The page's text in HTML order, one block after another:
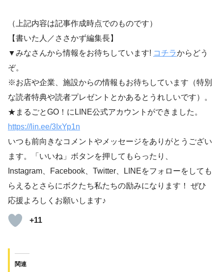
（上記内容は記事作成時点でのものです）
【書いた人／ささかず編集長】
▼みなさんから情報をお待ちしています! コチラからどう
ぞ。
※お店や企業、施設からの情報もお待ちしています（特別
な読者特典や読者プレゼントとかあるとうれしいです）。
★まるごとGO！にLINE公式アカウントができました。
https://lin.ee/3IxYp1n
いつも前向きなコメントやメッセージをありがとうござい
ます。「いいね」ボタンを押してもらったり、
Instagram、Facebook、Twitter、LINEをフォローをしても
らえるとさらにボクたち私たちの励みになります！ ぜひ
応援よろしくお願いします♪
+11
関連